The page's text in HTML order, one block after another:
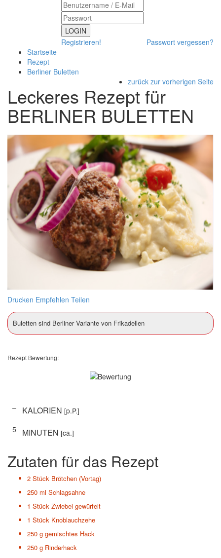
LOGIN
Registrieren!
Passwort vergessen?
Startseite
Rezept
Berliner Buletten
zurück zur vorherigen Seite
Leckeres Rezept für
BERLINER BULETTEN
Drucken Empfehlen Teilen
Buletten sind Berliner Variante von Frikadellen
Rezept Bewertung:
– KALORIEN [p.P.]
5
MINUTEN [ca.]
Zutaten für das Rezept
2 Stück Brötchen (Vortag)
250 ml Schlagsahne
1 Stück Zwiebel gewürfelt
1 Stück Knoblauchzehe
250 g gemischtes Hack
250 g Rinderhack